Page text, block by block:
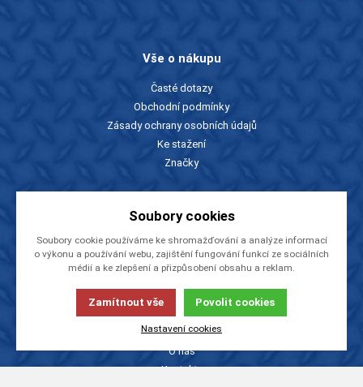
Vše o nákupu
Časté dotazy
Obchodní podmínky
Zásady ochrany osobních údajů
Ke stažení
Značky
Slevy a katalogy
Zboží v akci
Ceníky a katalogy
Rady a tipy
O firmě
O nás
Kontakty
Soubory cookies
Soubory cookie používáme ke shromažďování a analýze informací
o výkonu a používání webu, zajištění fungování funkcí ze sociálních
médií a ke zlepšení a přizpůsobení obsahu a reklam.
Zamítnout vše Povolit cookies
Nastavení cookies